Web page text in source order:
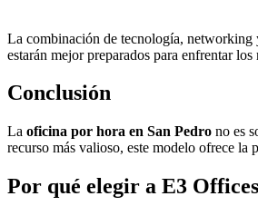
La combinación de tecnología, networking
estarán mejor preparados para enfrentar
Conclusión
La oficina por hora en San Pedro no es
recurso más valioso, este modelo ofrece
Por qué elegir a E3 Offices